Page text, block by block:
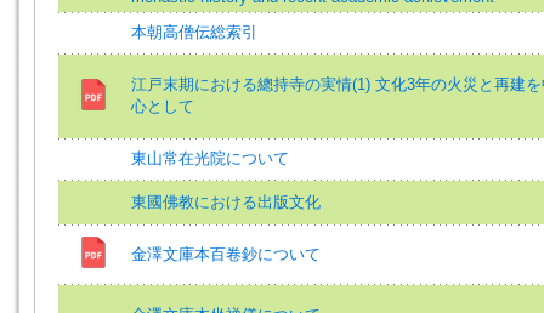
本朝高僧伝総索引
江戸末期における總持寺の実情(1) 文化3年の火災と再建
心として
東山常在光院について
東國佛教における出版文化
金澤文庫本百卷鈔について